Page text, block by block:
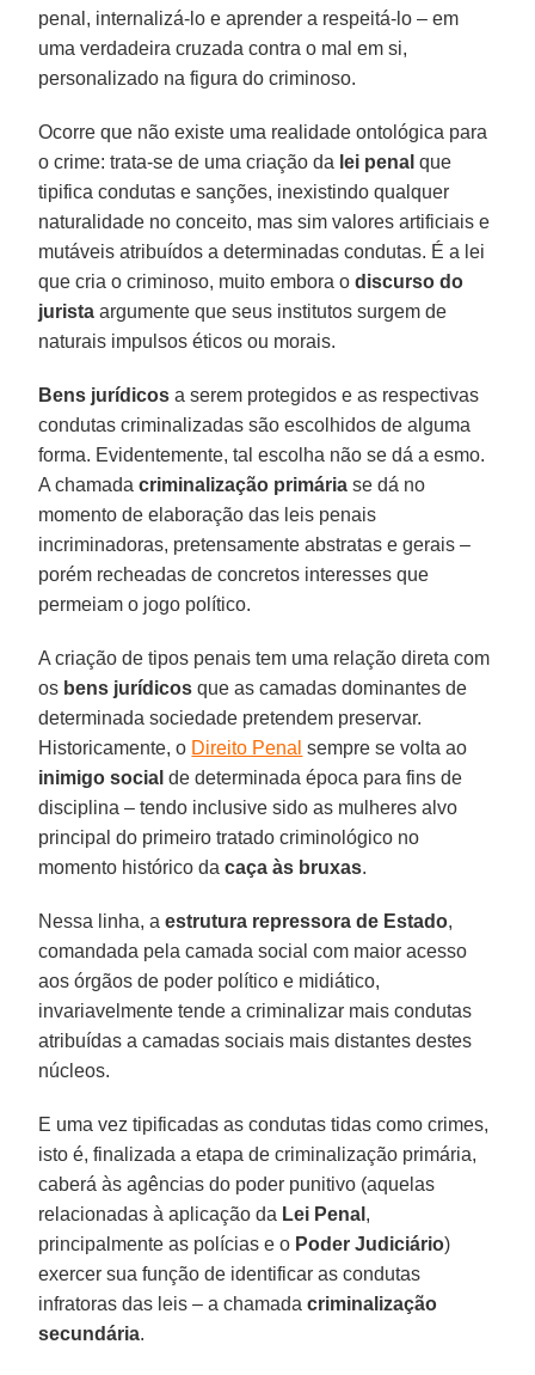
penal, internalizá-lo e aprender a respeitá-lo – em
uma verdadeira cruzada contra o mal em si,
personalizado na figura do criminoso.
Ocorre que não existe uma realidade ontológica para
o crime: trata-se de uma criação da lei penal que
tipifica condutas e sanções, inexistindo qualquer
naturalidade no conceito, mas sim valores artificiais e
mutáveis atribuídos a determinadas condutas. É a lei
que cria o criminoso, muito embora odiscurso do
jurista argumente que seus institutos surgem de
naturais impulsos éticos ou morais.
Bens jurídicos a serem protegidos e as respectivas
condutas criminalizadas são escolhidos de alguma
forma. Evidentemente, tal escolha não se dá a esmo.
A chamadacriminalização primária se dá no
momento de elaboração das leis penais
incriminadoras, pretensamente abstratas e gerais –
porém recheadas de concretos interesses que
permeiam o jogo político.
A criação de tipos penais tem uma relação direta com
os bens jurídicos que as camadas dominantes de
determinada sociedade pretendem preservar.
Historicamente, o Direito Penal sempre se volta ao
inimigo social de determinada época para fins de
disciplina – tendo inclusive sido as mulheres alvo
principal do primeiro tratado criminológico no
momento histórico dacaça às bruxas.
Nessa linha, aestrutura repressora de Estado,
comandada pela camada social com maior acesso
aos órgãos de poder político e midiático,
invariavelmente tende a criminalizar mais condutas
atribuídas a camadas sociais mais distantes destes
núcleos.
E uma vez tipificadas as condutas tidas como crimes,
isto é, finalizada a etapa de criminalização primária,
caberá às agências do poder punitivo (aquelas
relacionadas à aplicação da Lei Penal ,
principalmente as polícias e o Poder Judiciário)
exercer sua função de identificar as condutas
infratoras das leis – a chamadacriminalização
secundária.